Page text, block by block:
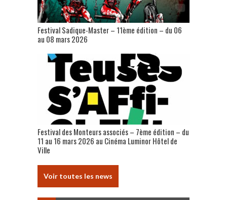
Festival Sadique-Master – 11ème édition – du 06
au 08 mars 2026
Festival des Monteurs associés – 7ème édition – du
11 au 16 mars 2026 au Cinéma Luminor Hôtel de
Ville
Voir toutes les news